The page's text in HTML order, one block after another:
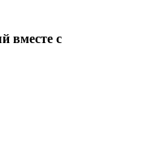
вместе с